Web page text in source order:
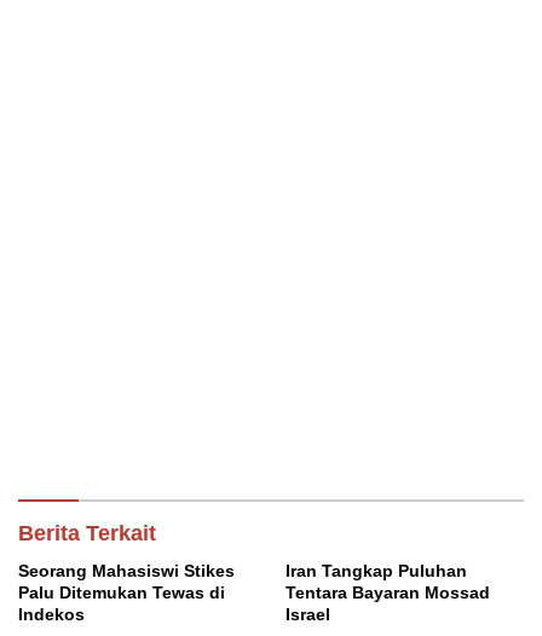
Berita Terkait
Seorang Mahasiswi Stikes
Palu Ditemukan Tewas di
Indekos
Iran Tangkap Puluhan
Tentara Bayaran Mossad
Israel